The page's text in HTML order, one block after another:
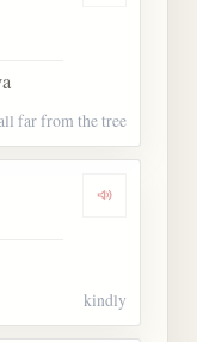
far from the tree
Dengarkan
kindly